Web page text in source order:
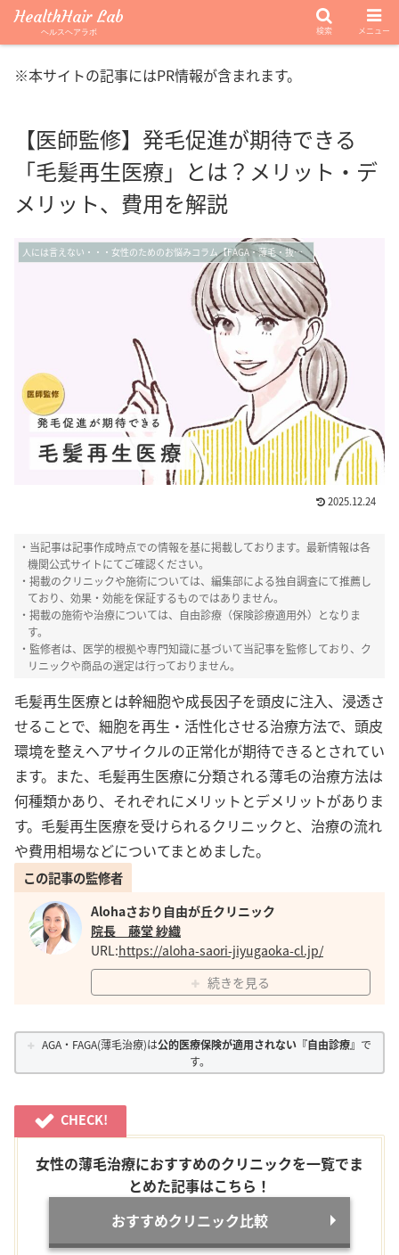
※本サイトの記事にはPR情報が含まれます。
【医師監修】発毛促進が期待できる
「毛髪再生医療」とは？メリット・デ
メリット、費用を解説
人には言えない・・・女性のためのお悩みコラム【FAGA・薄毛・抜け毛】
2025.12.24
・当記事は記事作成時点での情報を基に掲載しております。最新情報は各
機関公式サイトにてご確認ください。
・掲載のクリニックや施術については、編集部による独自調査にて推薦し
ており、効果・効能を保証するものではありません。
・掲載の施術や治療については、自由診療（保険診療適用外）となりま
す。
・監修者は、医学的根拠や専門知識に基づいて当記事を監修しており、ク
リニックや商品の選定は行っておりません。
毛髪再生医療とは幹細胞や成長因子を頭皮に注入、浸透さ
せることで、細胞を再生・活性化させる治療方法で、頭皮
環境を整えヘアサイクルの正常化が期待できるとされてい
ます。また、毛髪再生医療に分類される薄毛の治療方法は
何種類かあり、それぞれにメリットとデメリットがありま
す。毛髪再生医療を受けられるクリニックと、治療の流れ
や費用相場などについてまとめました。
この記事の監修者
Alohaさおり自由が丘クリニック
院長 藤堂 紗織
URL:https://aloha-saori-jiyugaoka-cl.jp/
続きを見る
AGA・FAGA(薄毛治療)は公的医療保険が適用されない『自由診療』 で
す。
CHECK!
女性の薄毛治療におすすめのクリニックを一覧でま
とめた記事はこちら！
おすすめクリニック比較
HealthHair Lab
ヘルスヘアラボ 検索 メニュー